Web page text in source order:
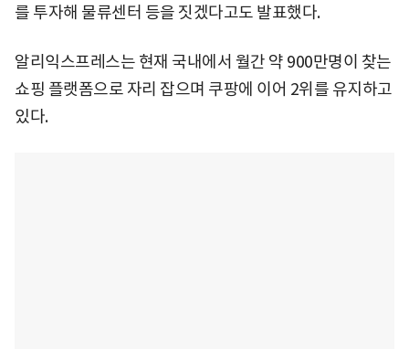
를 투자해 물류센터 등을 짓겠다고도 발표했다.
알리익스프레스는 현재 국내에서 월간 약 900만명이 찾는
쇼핑 플랫폼으로 자리 잡으며 쿠팡에 이어 2위를 유지하고
있다.